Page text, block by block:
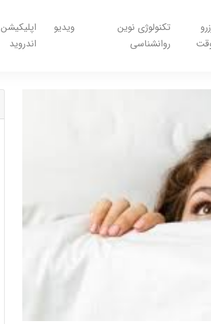
تکنولوژی نوین
روانشناسی
ویدیو
اپلیکیشن
اندروید